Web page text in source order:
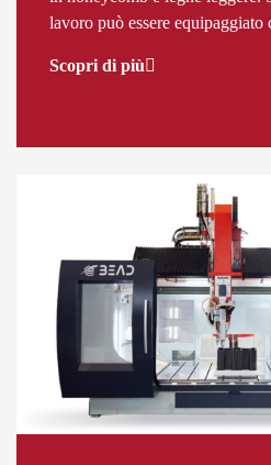
lavoro può essere equipaggiato
Scopri di più